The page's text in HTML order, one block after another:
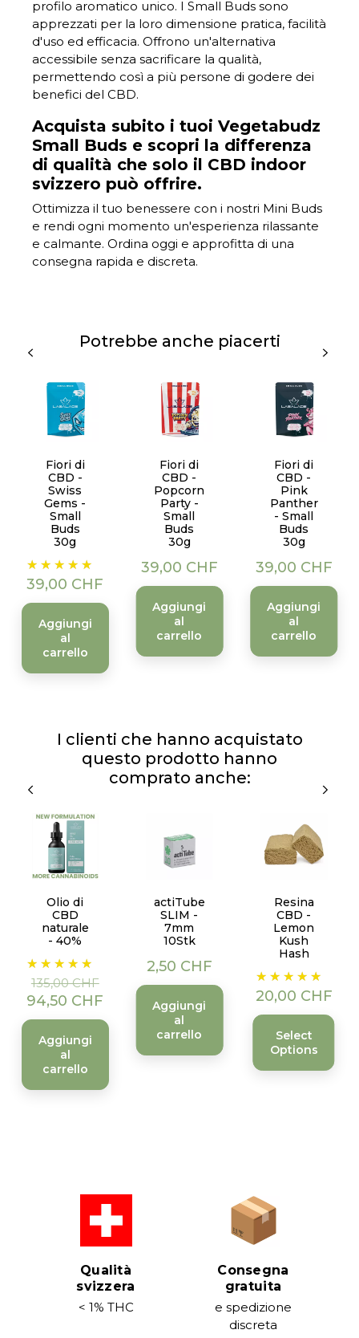
profilo aromatico unico. I Small Buds sono
apprezzati per la loro dimensione pratica, facilità
d'uso ed efficacia. Offrono un'alternativa
accessibile senza sacrificare la qualità,
permettendo così a più persone di godere dei
benefici del CBD.
Acquista subito i tuoi Vegetabudz
Small Buds e scopri la differenza
di qualità che solo il CBD indoor
svizzero può offrire.
Ottimizza il tuo benessere con i nostri Mini Buds
e rendi ogni momento un'esperienza rilassante
e calmante. Ordina oggi e approfitta di una
consegna rapida e discreta.
Potrebbe anche piacerti
Fiori di
CBD -
Swiss
Gems -
Small
Buds
30g
Prezzo
39,00 CHF
Aggiungi
al
carrello
Fiori di
CBD -
Popcorn
Party -
Small
Buds
30g
Prezzo
39,00 CHF
Aggiungi
al
carrello
Fiori di
CBD -
Pink
Panther
- Small
Buds
30g
Prezzo
39,00 CHF
Aggiungi
al
carrello
I clienti che hanno acquistato
questo prodotto hanno
comprato anche:
Olio di
CBD
naturale
- 40%
Prezzo
base
135,00 CHF
Prezzo
94,50 CHF
Aggiungi
al
carrello
actiTube
SLIM -
7mm
10Stk
Prezzo
2,50 CHF
Aggiungi
al
carrello
Resina
CBD -
Lemon
Kush
Hash
Prezzo
20,00 CHF
Select
Options
Qualità
svizzera
< 1% THC
Consegna
gratuita
e spedizione
discreta